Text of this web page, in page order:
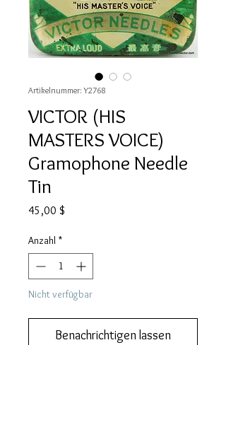
Artikelnummer: Y2768
VICTOR (HIS
MASTERS VOICE)
Gramophone Needle
Tin
45,00 $
Anzahl *
Nicht verfügbar
Benachrichtigen lassen